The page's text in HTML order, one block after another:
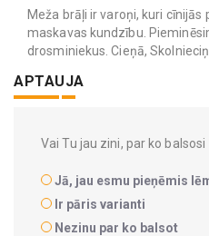
Meža brāļi ir varoņi, kuri
maskavas kundzību.
drosminiekus. Cieņā,
APTAUJA
Vai Tu jau zini, par ko
Jā, jau esmu pieņēmis
Ir pāris varianti
Nezinu par ko balsot